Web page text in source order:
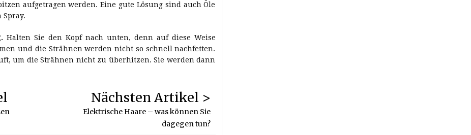
aufgetragen werden. Eine gute Lösung sind auch Öle
Spray.
Halten Sie den Kopf nach unten, denn auf diese Weise
und die Strähnen werden nicht so schnell nachfetten.
um die Strähnen nicht zu überhitzen. Sie werden dann
Nächsten Artikel >
Elektrische Haare – was können Sie
dagegen tun?